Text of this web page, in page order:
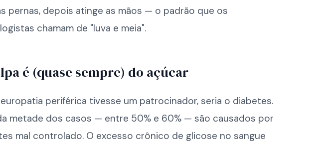
pernas, depois atinge as mãos — o padrão que os
chamam de "luva e meia".
é (quase sempre) do açúcar
periférica tivesse um patrocinador, seria o diabetes.
metade dos casos — entre 50% e 60% — são causados por
mal controlado. O excesso crônico de glicose no sangue